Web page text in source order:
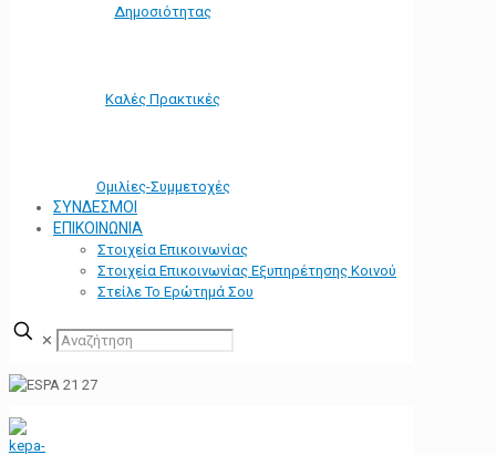
Δημοσιότητας
Καλές Πρακτικές
Ομιλίες-Συμμετοχές
ΣΥΝΔΕΣΜΟΙ
ΕΠΙΚΟΙΝΩΝΙΑ
Στοιχεία Επικοινωνίας
Στοιχεία Επικοινωνίας Εξυπηρέτησης Κοινού
Στείλε Το Ερώτημά Σου
✕